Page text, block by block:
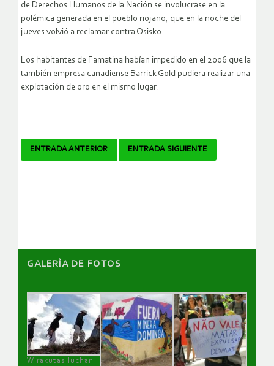
de Derechos Humanos de la Nación se involucrase en la
polémica generada en el pueblo riojano, que en la noche del
jueves volvió a reclamar contra Osisko.
Los habitantes de Famatina habían impedido en el 2006 que la
también empresa canadiense Barrick Gold pudiera realizar una
explotación de oro en el mismo lugar.
Navegador
ENTRADA ANTERIOR ENTRADA SIGUIENTE
GALERÌA DE FOTOS
Wirakutas luchan